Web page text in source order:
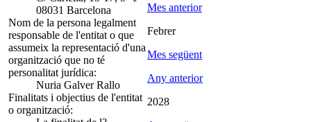
08031 Barcelona
Nom de la persona legalment
responsable de l'entitat o que
assumeix la representació d'una
organització que no té
personalitat jurídica:
Nuria Galver Rallo
Finalitats i objectius de l'entitat
o organització:
Mes anterior
Febrer
Mes següent
Any anterior
2028